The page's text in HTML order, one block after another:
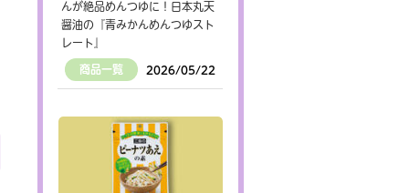
んが絶品めんつゆに！日本丸天
醤油の『青みかんめんつゆスト
レート』
商品一覧 2026/05/22